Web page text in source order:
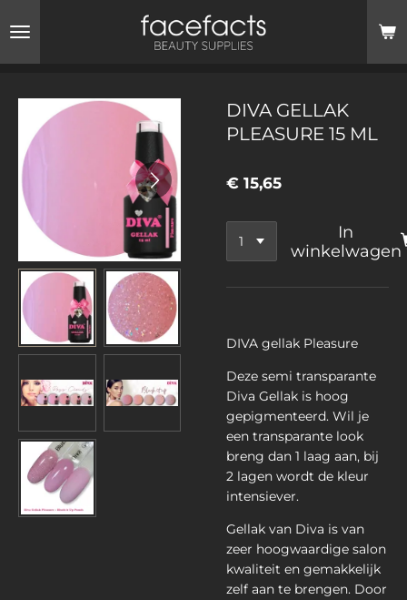
direct
hoofdinhoud
DIVA GELLAK
PLEASURE 15 ML
€ 15,65
In
winkelwagen
DIVA gellak Pleasure
Deze semi transparante
Diva Gellak is hoog
gepigmenteerd. Wil je
een transparante look
breng dan 1 laag aan, bij
2 lagen wordt de kleur
intensiever.
Gellak van Diva is van
zeer hoogwaardige salon
kwaliteit en gemakkelijk
zelf aan te brengen. Door